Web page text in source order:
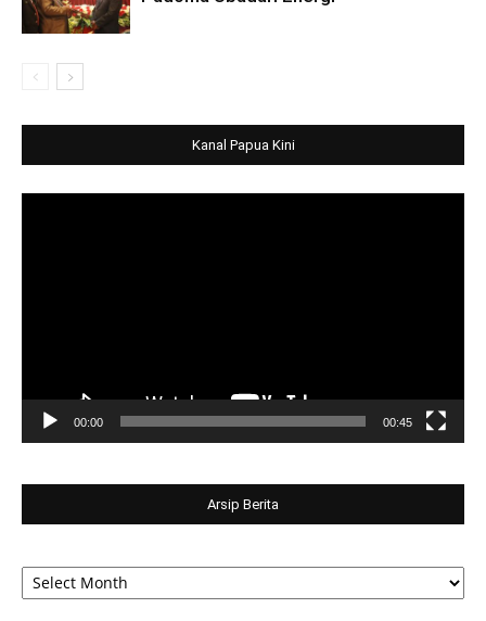
Kanal Papua Kini
00:00 00:45
Arsip Berita
Arsip
Berita